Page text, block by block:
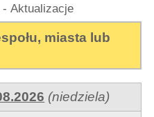
- Aktualizacje
miasta lub
(niedziela)